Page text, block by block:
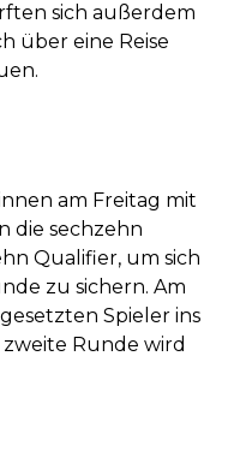
sich außerdem
über eine Reise
am Freitag mit
die sechzehn
Qualifier, um sich
zu sichern. Am
Spieler ins
Runde wird